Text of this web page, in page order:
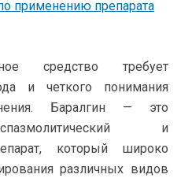
средство требует
и четкого понимания
Баралгин — это
и
который широко
различных видов